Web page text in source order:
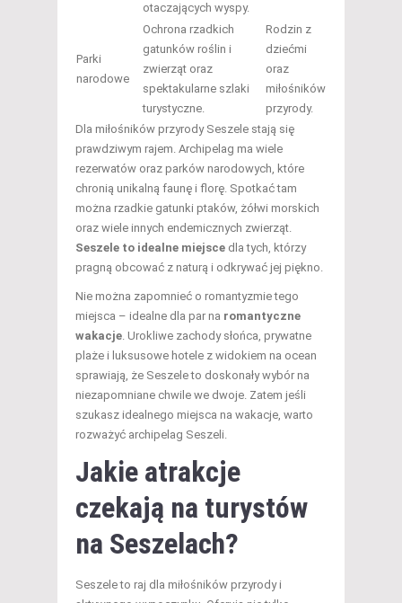
otaczających wyspy.
Parki
narodowe
Ochrona rzadkich
gatunków roślin i
zwierząt oraz
spektakularne szlaki
turystyczne.
Rodzin z
dziećmi
oraz
miłośników
przyrody.
Dla miłośników przyrody Seszele stają się
prawdziwym rajem. Archipelag ma wiele
rezerwatów oraz parków narodowych, które
chronią unikalną faunę i florę. Spotkać tam
można rzadkie gatunki ptaków, żółwi morskich
oraz wiele innych endemicznych zwierząt.
Seszele to idealne miejsce dla tych, którzy
pragną obcować z naturą i odkrywać jej piękno.
Nie można zapomnieć o romantyzmie tego
miejsca – idealne dla par na romantyczne
wakacje. Urokliwe zachody słońca, prywatne
plaże i luksusowe hotele z widokiem na ocean
sprawiają, że Seszele to doskonały wybór na
niezapomniane chwile we dwoje. Zatem jeśli
szukasz idealnego miejsca na wakacje, warto
rozważyć archipelag Seszeli.
Jakie atrakcje
czekają na turystów
na Seszelach?
Seszele to raj dla miłośników przyrody i